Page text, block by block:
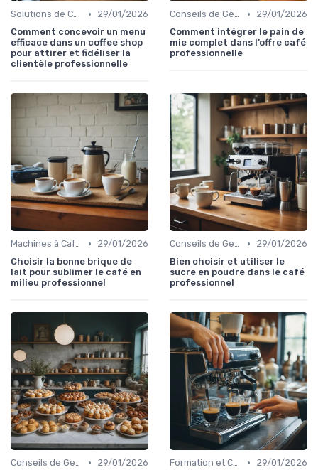
Solutions de Café pour Entreprises •
29/01/2026
Comment concevoir un menu
efficace dans un coffee shop
pour attirer et fidéliser la
clientèle professionnelle
Conseils de Gestion du Café •
29/01/2026
Comment intégrer le pain de
mie complet dans l’offre café
professionnelle
Machines à Café Professionnelles •
29/01/2026
Choisir la bonne brique de
lait pour sublimer le café en
milieu professionnel
Conseils de Gestion du Café •
29/01/2026
Bien choisir et utiliser le
sucre en poudre dans le café
professionnel
Conseils de Gestion du Café •
29/01/2026
Formation et Certification du Personnel •
29/01/2026